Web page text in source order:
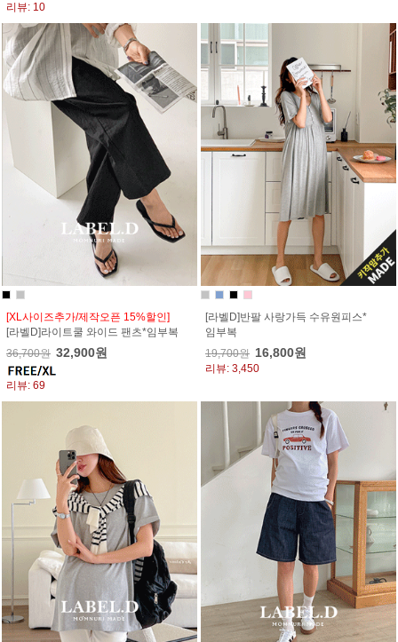
리뷰: 10
[XL사이즈추가/제작오픈 15%할인]
[라벨D]라이트쿨 와이드 팬츠*임부복
36,700원 32,900원
리뷰: 69
[라벨D]반팔 사랑가득 수유원피스*
임부복
19,700원 16,800원
리뷰: 3,450